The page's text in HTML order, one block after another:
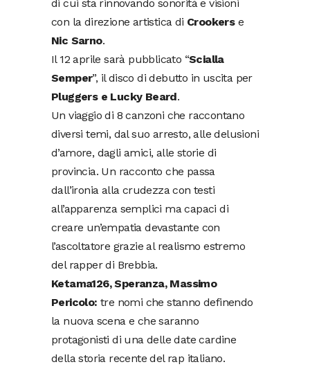
di cui sta rinnovando sonorità e visioni
con la direzione artistica di Crookerse
Nic Sarno.
Il 12 aprile sarà pubblicato “Scialla
Semper”, il disco di debutto in uscita per
Pluggers e Lucky Beard.
Un viaggio di 8 canzoni che raccontano
diversi temi, dal suo arresto, alle delusioni
d’amore, dagli amici, alle storie di
provincia. Un racconto che passa
dall’ironia alla crudezza con testi
all’apparenza semplici ma capaci di
creare un’empatia devastante con
l’ascoltatore grazie al realismo estremo
del rapper di Brebbia.
Ketama126, Speranza, Massimo
Pericolo:tre nomi che stanno definendo
la nuova scena e che saranno
protagonisti di una delle date cardine
della storia recente del rap italiano.